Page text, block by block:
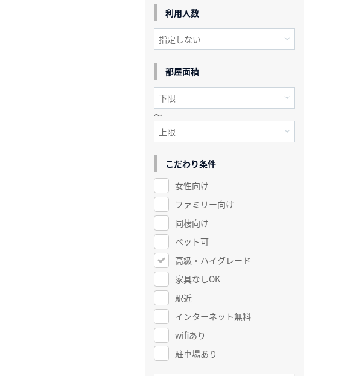
利用人数
部屋面積
～
こだわり条件
女性向け
ファミリー向け
同棲向け
ペット可
高級・ハイグレード
家具なしOK
駅近
インターネット無料
wifiあり
駐車場あり